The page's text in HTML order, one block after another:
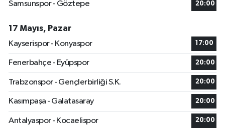
Samsunspor - Göztepe 20:00
17 Mayıs, Pazar
Kayserispor - Konyaspor
17:00
Fenerbahçe - Eyüpspor 20:00
Trabzonspor - Gençlerbirliği S.K. 20:00
Kasımpaşa - Galatasaray 20:00
Antalyaspor - Kocaelispor 20:00